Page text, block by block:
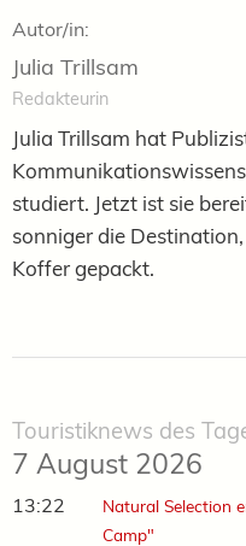
Autor/in:
Julia Trillsam
Redakteurin
Julia Trillsam hat
studiert. Jetzt ist sie
sonniger die
Koffer gepackt.
Touristiknews des
7 August 2026
13:22
Natural Selection
Camp"